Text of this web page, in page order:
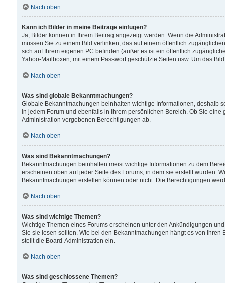
Nach oben
Kann ich Bilder in meine Beiträge einfügen?
Ja, Bilder können in Ihrem Beitrag angezeigt werden. Wenn die
müssen Sie zu einem Bild verlinken, das auf einem öffentlich
sich auf Ihrem eigenen PC befinden (außer es ist ein öffentlich
Yahoo-Mailboxen, mit einem Passwort geschützte Seiten usw. Um das
Nach oben
Was sind globale Bekanntmachungen?
Globale Bekanntmachungen beinhalten wichtige Informationen, deshalb
in jedem Forum und ebenfalls in Ihrem persönlichen Bereich. Ob Sie
Administration vergebenen Berechtigungen ab.
Nach oben
Was sind Bekanntmachungen?
Bekanntmachungen beinhalten meist wichtige Informationen zu dem
erscheinen oben auf jeder Seite des Forums, in dem sie erstellt wurden.
Bekanntmachungen erstellen können oder nicht. Die Berechtigungen
Nach oben
Was sind wichtige Themen?
Wichtige Themen eines Forums erscheinen unter den Ankündigungen
Sie sie lesen sollten. Wie bei den Bekanntmachungen hängt es von
stellt die Board-Administration ein.
Nach oben
Was sind geschlossene Themen?